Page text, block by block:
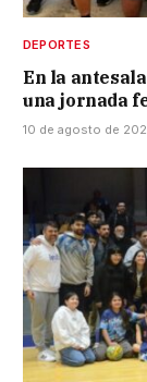
DEPORTES
En la
una jornada
10 de agosto de